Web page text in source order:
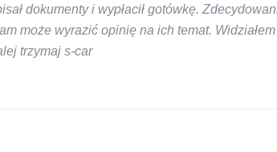
dokumenty i wypłacił gotówkę.
może wyrazić opinię na ich temat.
trzymaj s-car